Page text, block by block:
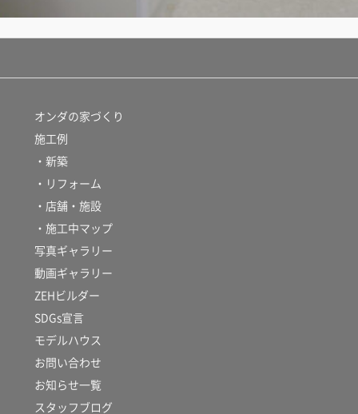
オンダの家づくり
施工例
・新築
・リフォーム
・店舗・施設
・施工中マップ
写真ギャラリー
動画ギャラリー
ZEHビルダー
SDGs宣言
モデルハウス
お問い合わせ
お知らせ一覧
スタッフブログ